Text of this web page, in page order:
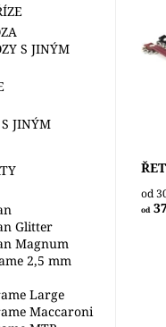
od
od
S JINÝM
JINÝM
Glitter
Magnum
2,5 mm
Large
Maccaroni